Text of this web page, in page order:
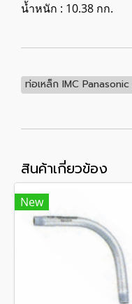
น้ำหนัก : 10.38 กก.
ท่อเหล็ก IMC
สินค้าเกี่ยวข้อง
New